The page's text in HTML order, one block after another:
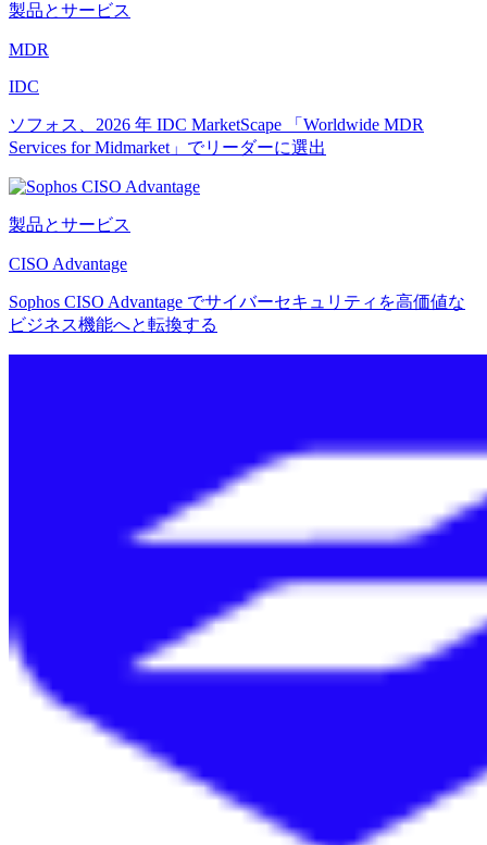
製品とサービス
MDR
IDC
ソフォス、2026 年 IDC MarketScape 「Worldwide MDR
Services for Midmarket」でリーダーに選出
製品とサービス
CISO Advantage
Sophos CISO Advantage でサイバーセキュリティを高価値な
ビジネス機能へと転換する